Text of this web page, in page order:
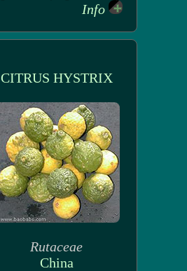
Info
CITRUS HYSTRIX
Rutaceae
China